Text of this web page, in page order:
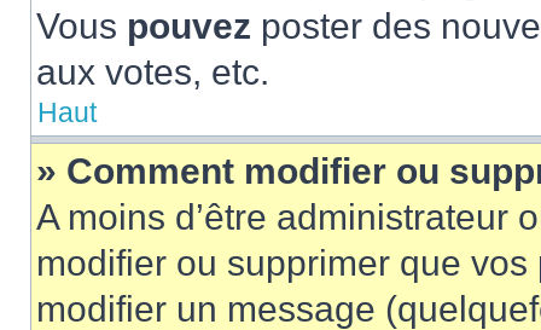
Vous pouvez poster des
aux votes, etc.
Haut
» Comment modifier ou
A moins d’être administrateur
modifier ou supprimer que
modifier un message